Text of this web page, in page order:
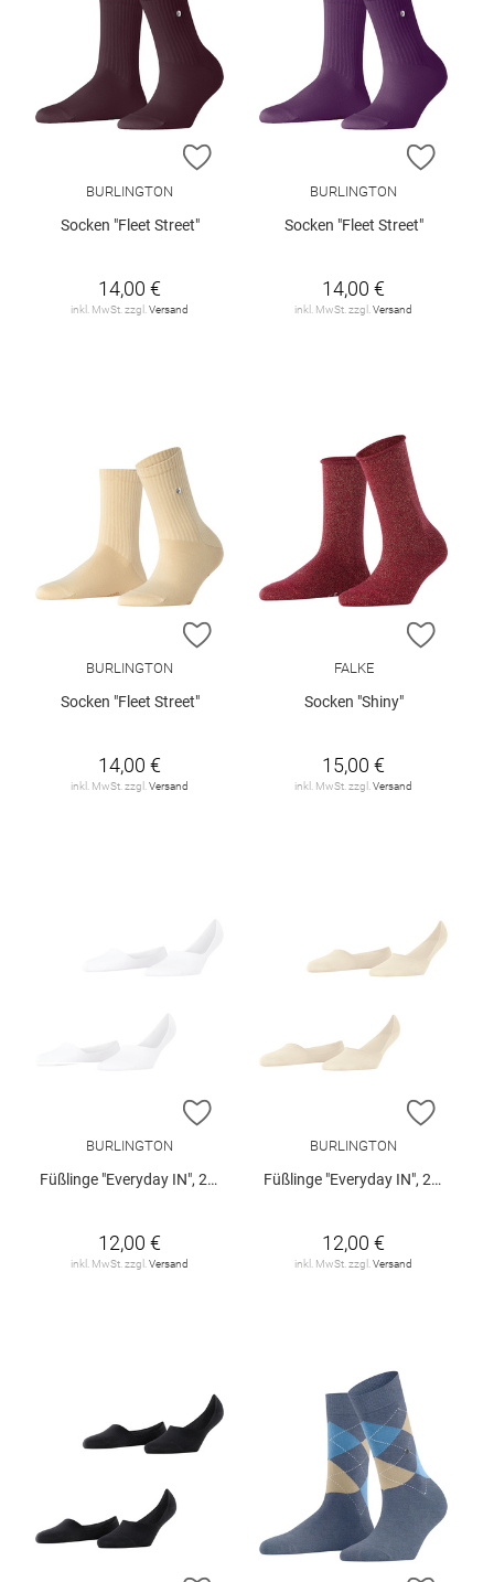
ZUR WUNSCHLISTE HINZUFÜGEN
BURLINGTON
Socken "Fleet Street"
14,00 €
inkl. MwSt. zzgl. Versand
ZUR
BURLINGTON
Socken "Fleet Street"
14,00 €
inkl. MwSt. zzgl. Versand
ZUR WUNSCHLISTE HINZUFÜGEN
BURLINGTON
Socken "Fleet Street"
14,00 €
inkl. MwSt. zzgl.Versand
ZUR
FALKE
Socken "Shiny"
15,00 €
inkl. MwSt. zzgl.Versand
ZUR WUNSCHLISTE HINZUFÜGEN
BURLINGTON
Füßlinge "Everyday IN", 2er-Pack
12,00 €
inkl. MwSt. zzgl.Versand
ZUR
BURLINGTON
Füßlinge "Everyday IN", 2er-Pack
12,00 €
inkl. MwSt. zzgl.Versand